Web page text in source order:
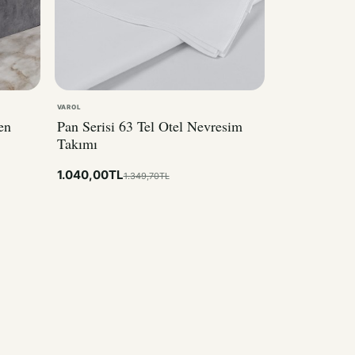
VAROL
Pan Serisi 63 Tel Otel Nevresim
Takımı
1.040,00TL1.349,70TL